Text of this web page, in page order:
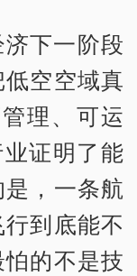
下一阶段
空空域真
理、可运
证明了能
，一条航
到底能不
的不是技